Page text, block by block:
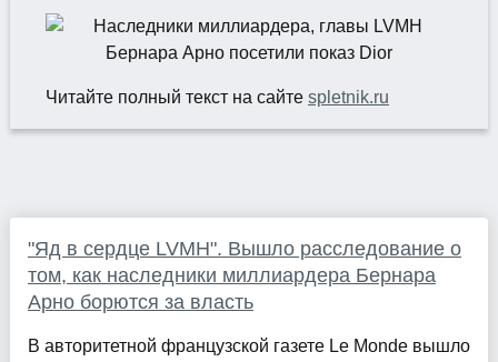
Читайте полный текст на сайте spletnik.ru
"Яд в сердце LVMH". Вышло расследование о
том, как наследники миллиардера Бернара
Арно борются за власть
В авторитетной французской газете Le Monde вышло